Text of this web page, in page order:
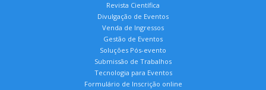
Revista Científica
Divulgação de Eventos
Venda de Ingressos
Gestão de Eventos
Soluções Pós-evento
Submissão de Trabalhos
Tecnologia para Eventos
Formulário de Inscrição online